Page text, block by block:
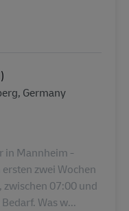
Germany
in Mannheim -
zwei Wochen
07:00 und
Was w...